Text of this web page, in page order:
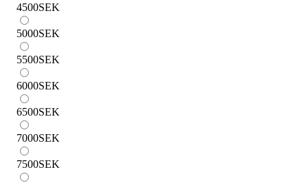
4500SEK
5000SEK
5500SEK
6000SEK
6500SEK
7000SEK
7500SEK